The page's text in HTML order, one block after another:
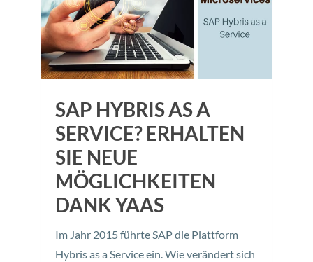
SAP HYBRIS AS A
SERVICE? ERHALTEN
SIE NEUE
MÖGLICHKEITEN
DANK YAAS
Im Jahr 2015 führte SAP die Plattform
Hybris as a Service ein. Wie verändert sich